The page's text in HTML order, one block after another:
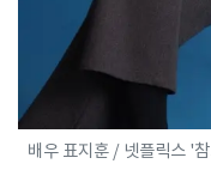
배우 표지훈 / 넷플릭스 '